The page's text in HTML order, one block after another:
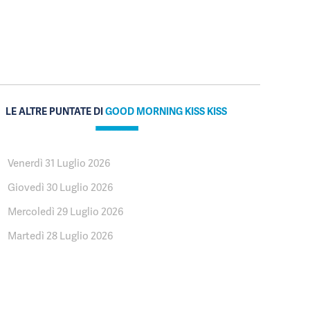
LE ALTRE PUNTATE DIGOOD MORNING KISS KISS
Venerdì 31 Luglio 2026
Giovedì 30 Luglio 2026
Mercoledì 29 Luglio 2026
Martedì 28 Luglio 2026